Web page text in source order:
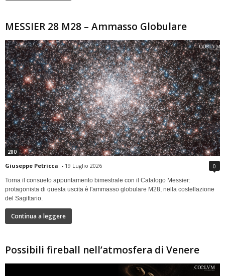
MESSIER 28 M28 – Ammasso Globulare
280
Giuseppe Petricca - 19 Luglio 2026 0
Torna il consueto appuntamento bimestrale con il Catalogo Messier:
protagonista di questa uscita è l'ammasso globulare M28, nella costellazione
del Sagittario.
Continua a leggere
Possibili fireball nell’atmosfera di Venere